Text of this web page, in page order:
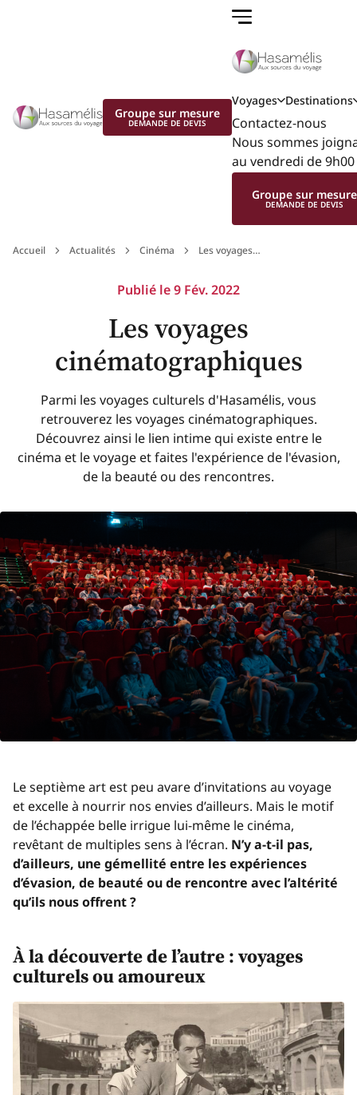
Voyages Destinations
Contactez-nous
Nous sommes
au vendredi de
Groupe sur mesure
DEMANDE DE DEVIS
Groupe sur mesure
DEMANDE DE DEVIS
Accueil Actualités Cinéma
Les voyages
Publié le9 Fév. 2022
Les voyages
cinématographiques
Parmi les voyages culturels d'Hasamélis, vous
retrouverez les voyages cinématographiques.
Découvrez ainsi le lien intime qui existe entre le
cinéma et le voyage et faites l'expérience de l'évasion,
de la beauté ou des rencontres.
Le septième art est peu avare d’invitations au voyage
et excelle à nourrir nos envies d’ailleurs. Mais le motif
de l’échappée belle irrigue lui-même le cinéma,
revêtant de multiples sens à l’écran. N’y a-t-il pas,
d’ailleurs, une gémellité entre les expériences
d’évasion, de beauté ou de rencontre avec l’altérité
qu’ils nous offrent ?
À la découverte de l’autre : voyages
culturels ou amoureux